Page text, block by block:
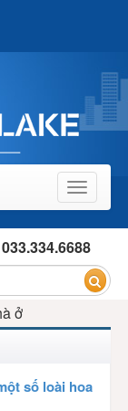
Toggle
033.334.6688
ở
số loài hoa